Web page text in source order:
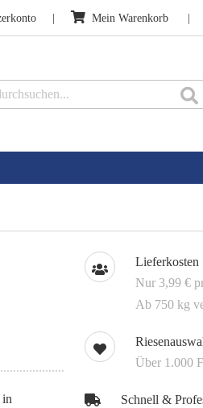
Mein Warenkorb
in
Lieferkosten
Nur 3,99 €
Ab 750 kg
Über 1.000
Schnell &